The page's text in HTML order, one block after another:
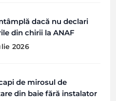
dacă nu declari
din chirii la ANAF
2026
de mirosul de
din baie fără instalator